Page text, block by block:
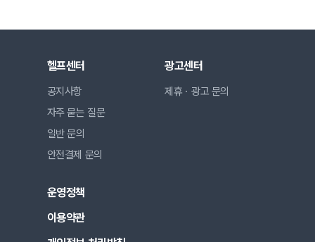
헬프센터
공지사항
자주 묻는 질문
일반 문의
안전결제 문의
광고센터
제휴ㆍ광고 문의
운영정책
이용약관